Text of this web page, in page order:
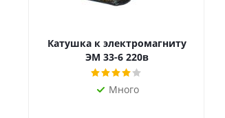
Катушка к электромагниту
ЭМ 33-6 220в
Много